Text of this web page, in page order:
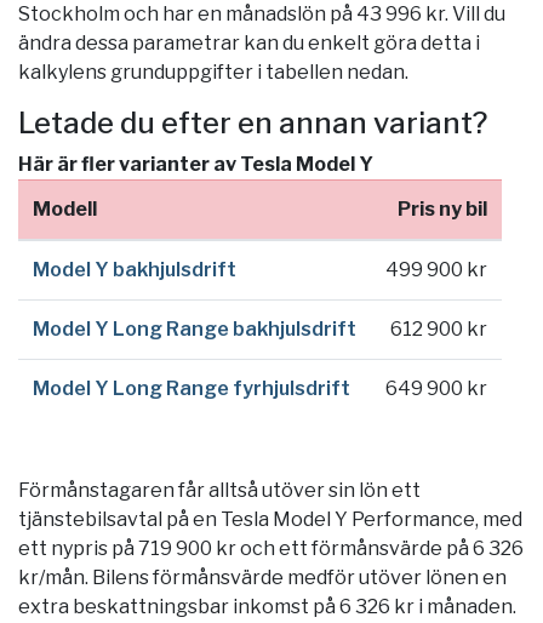
Stockholm och har en månadslön på 43 996 kr. Vill du
ändra dessa parametrar kan du enkelt göra detta i
kalkylens grunduppgifter i tabellen nedan.
Letade du efter en annan variant?
Här är fler varianter av Tesla Model Y
Modell
Pris ny bil
Model Y bakhjulsdrift 499 900 kr
Model Y Long Range bakhjulsdrift 612 900 kr
Model Y Long Range fyrhjulsdrift 649 900 kr
Förmånstagaren får alltså utöver sin lön ett
tjänstebilsavtal på en Tesla Model Y Performance, med
ett nypris på 719 900 kr och ett förmånsvärde på 6 326
kr/mån. Bilens förmånsvärde medför utöver lönen en
extra beskattningsbar inkomst på 6 326 kr i månaden.